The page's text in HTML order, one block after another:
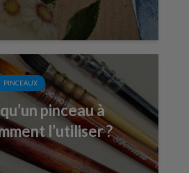
PINCEAUX
pinceau à
l’utiliser ?